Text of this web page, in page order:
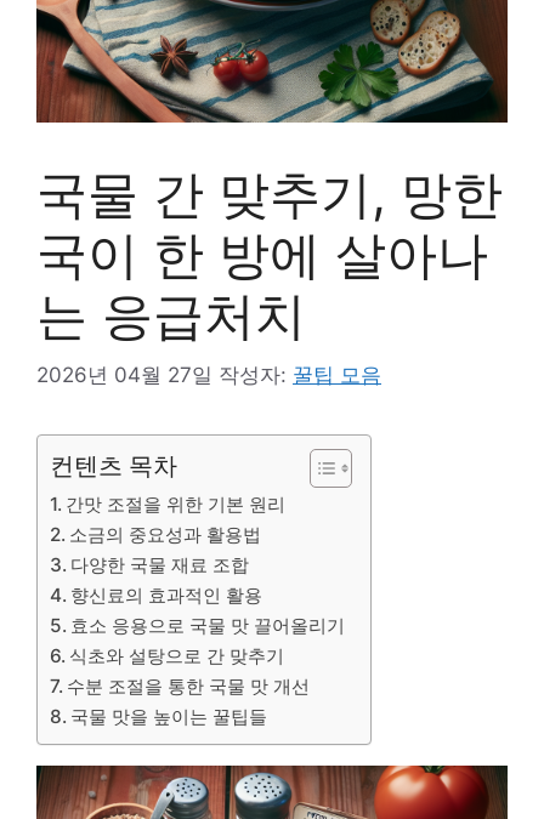
국물 간 맞추기, 망한
국이 한 방에 살아나
는 응급처치
2026년 04월 27일 작성자: 꿀팁 모음
컨텐츠 목차
간맛 조절을 위한 기본 원리
소금의 중요성과 활용법
다양한 국물 재료 조합
향신료의 효과적인 활용
효소 응용으로 국물 맛 끌어올리기
식초와 설탕으로 간 맞추기
수분 조절을 통한 국물 맛 개선
국물 맛을 높이는 꿀팁들